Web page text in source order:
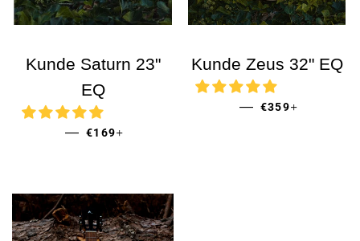
Kunde Saturn 23"
EQ
— PRECIO HABITUAL
€169
Kunde Zeus 32" EQ
— PRECIO DE
€359